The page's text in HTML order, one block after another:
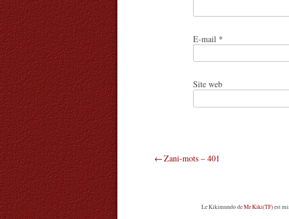
E-mail *
Site web
Navigation
Zani-mots – 401
Le KikimundodeMr Kiki(TF)est